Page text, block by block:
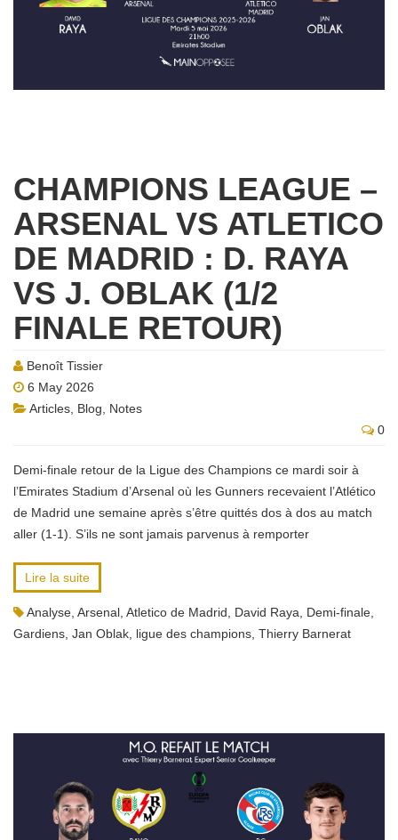
CHAMPIONS LEAGUE –
ARSENAL VS ATLETICO
DE MADRID : D. RAYA
VS J. OBLAK (1/2
FINALE RETOUR)
Benoît Tissier
6 May 2026
Articles Blog
Notes
0
Demi-finale retour de la Ligue des Champions ce mardi soir à
l’Emirates Stadium d’Arsenal où les Gunners recevaient l’Atlético
de Madrid une semaine après s’être quittés dos à dos au match
aller (1-1). S’ils ne sont jamais parvenus à remporter
Lire la suite
Analyse Arsenal Atletico de Madrid David Raya Demi-finale
Gardiens Jan Oblak ligue des champions Thierry Barnerat